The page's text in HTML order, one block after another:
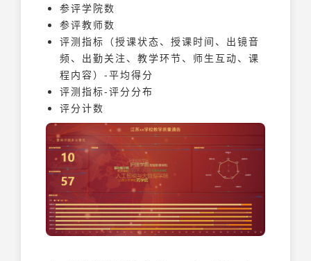
参评学院数
参评教师数
评测指标（授课状态、授课时间、出镜音
频、出勤关注、教学环节、师生互动、课
程内容）-平均得分
评测指标-评分分布
评分计数